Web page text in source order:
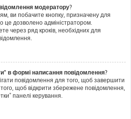
модератору?
ви побачите кнопку, призначену для
це дозволено адміністратором.
через ряд кроків, необхідних для
в формі написання повідомлення?
повідомлення для того, щоб завершити
того, щоб відкрити збережене повідомлення,
панелі керування.